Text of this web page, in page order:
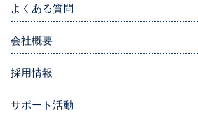
よくある質問
会社概要
採用情報
サポート活動